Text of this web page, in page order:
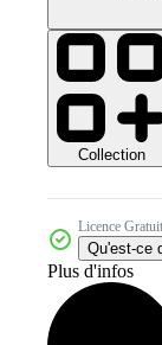
Collection
Licence
Qu'est-ce
Plus d'infos